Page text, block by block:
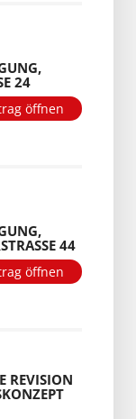
B
öffnen
K
44
öffnen
REVISION